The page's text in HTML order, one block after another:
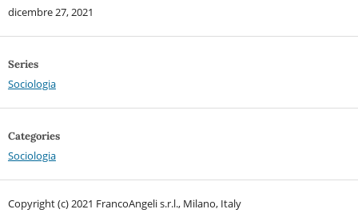
dicembre 27, 2021
Series
Sociologia
Categories
Sociologia
Copyright (c) 2021 FrancoAngeli s.r.l., Milano, Italy